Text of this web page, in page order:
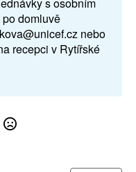
domluvě
nebo
recepci v Rytířské